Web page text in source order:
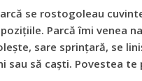
se rostogoleau
Parcă îmi venea
sare sprințară, se
să caști. Povestea te